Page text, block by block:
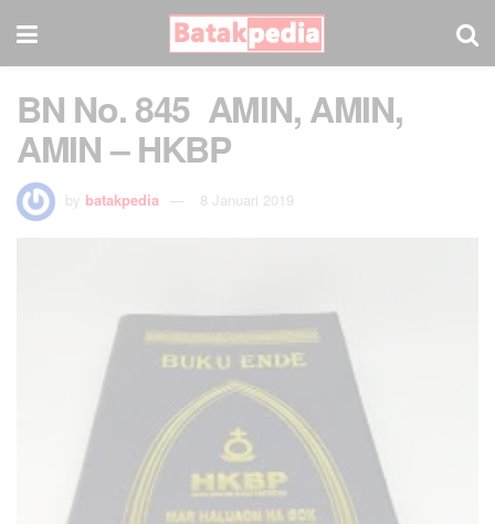
BN No. 845 AMIN, AMIN,
AMIN – HKBP
by batakpedia 8 Januari 2019